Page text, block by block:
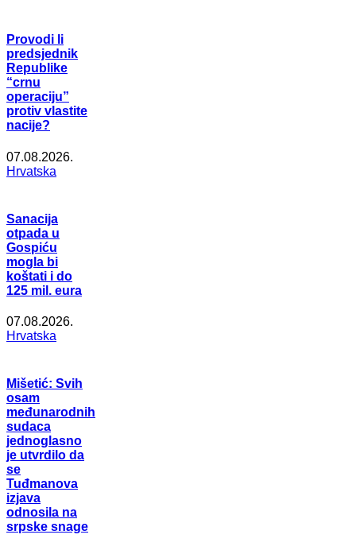
Provodi li
predsjednik
Republike
“crnu
operaciju”
protiv vlastite
nacije?
07.08.2026.
Hrvatska
Sanacija
otpada u
Gospiću
mogla bi
koštati i do
125 mil. eura
07.08.2026.
Hrvatska
Mišetić: Svih
osam
međunarodnih
sudaca
jednoglasno
je utvrdilo da
se
Tuđmanova
izjava
odnosila na
srpske snage